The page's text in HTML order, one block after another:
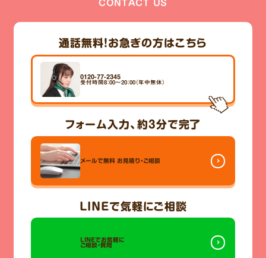
CONTACT US
通話無料！お急ぎの方はこちら
0120-77-2345
受付時間8：00～20：00（年中無休）
フォーム入力、 約3分で完了
メールで無料 お見積り・ご相談
LINEで気軽にご相談
LINEでお気軽に
ご相談・質問